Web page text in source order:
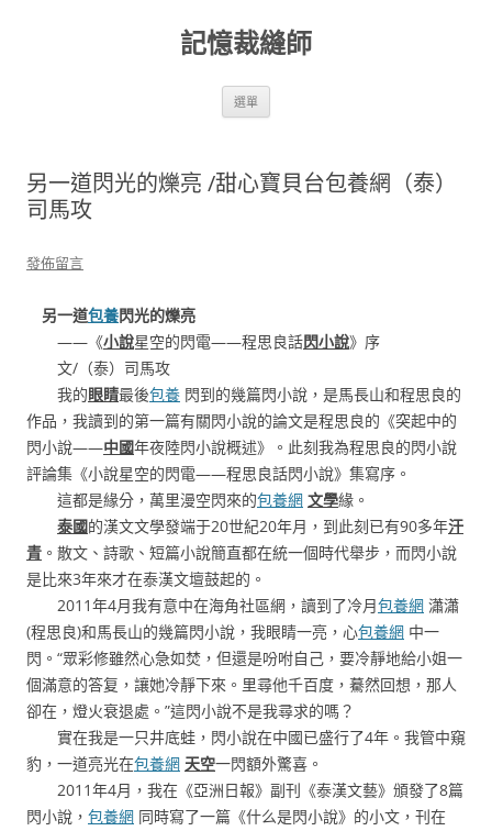
記憶裁縫師
選單
另一道閃光的爍亮 /甜心寶貝台包養網（泰）
司馬攻
發佈留言
另一道包養閃光的爍亮
——《小說星空的閃電——程思良話閃小說》序
文/（泰）司馬攻
我的眼睛最後包養 閃到的幾篇閃小說，是馬長山和程思良的
作品，我讀到的第一篇有關閃小說的論文是程思良的《突起中的
閃小說——中國年夜陸閃小說概述》。此刻我為程思良的閃小說
評論集《小說星空的閃電——程思良話閃小說》集寫序。
這都是緣分，萬里漫空閃來的包養網 文學緣。
泰國的漢文文學發端于20世紀20年月，到此刻已有90多年汗
青 。散文、詩歌、短篇小說簡直都在統一個時代舉步，而閃小說
是比來3年來才在泰漢文壇鼓起的。
2011年4月我有意中在海角社區網，讀到了冷月包養網 瀟瀟
(程思良)和馬長山的幾篇閃小說，我眼睛一亮，心包養網 中一
閃。“眾彩修雖然心急如焚，但還是吩咐自己，要冷靜地給小姐一
個滿意的答复，讓她冷靜下來。里尋他千百度，驀然回想，那人
卻在，燈火衰退處。”這閃小說不是我尋求的嗎？
實在我是一只井底蛙，閃小說在中國已盛行了4年。我管中窺
豹，一道亮光在包養網 天空一閃額外驚喜。
2011年4月，我在《亞洲日報》副刊《泰漢文藝》頒發了8篇
閃小說， 包養網 同時寫了一篇《什么是閃小說》的小文，刊在